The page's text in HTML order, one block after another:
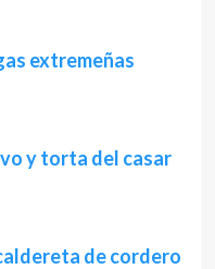
extremeñas
y torta del casar
de cordero